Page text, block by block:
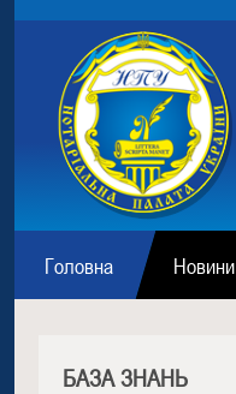
Головна Новини
БАЗА ЗНАНЬ